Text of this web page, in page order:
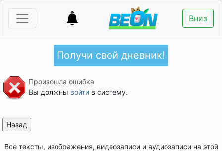
Вниз
Получи свой дневник!
Произошла ошибка
Вы должны войтив систему.
Все тексты, изображения, видеозаписи и аудиозаписи на этой